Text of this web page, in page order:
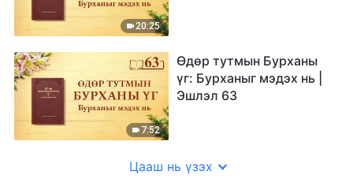
20:25
7:52
Өдөр тутмын Бурханы
үг: Бурханыг мэдэх нь |
Эшлэл 63
Цааш нь үзэх